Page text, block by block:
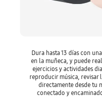
Dura hasta 13 días con
en la muñeca, y puede
ejercicios y actividades
reproducir música, revisar
directamente desde tu
conectado y